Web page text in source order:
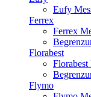
Eufy
Ferrex
Ferrex
Florabest
Florabest
Flymo